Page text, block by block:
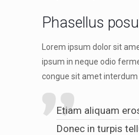
Phasellus
Lorem ipsum dolor sit
ipsum in neque odio
congue sit amet interdum
Etiam aliquam
Donec in turpis